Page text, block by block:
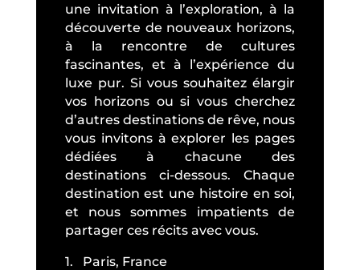
une invitation à l’exploration, à la
découverte de nouveaux horizons,
à la rencontre de cultures
fascinantes, et à l’expérience du
luxe pur. Si vous souhaitez élargir
vos horizons ou si vous cherchez
d’autres destinations de rêve, nous
vous invitons à explorer les pages
dédiées à chacune des
destinations ci-dessous. Chaque
destination est une histoire en soi,
et nous sommes impatients de
partager ces récits avec vous.
1. Paris, France